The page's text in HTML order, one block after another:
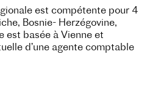
est compétente pour 4
Bosnie- Herzégovine,
est basée à Vienne et
d’une agente comptable